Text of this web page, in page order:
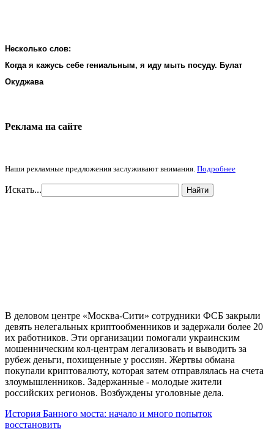
Несколько слов:
Когда я кажусь себе гениальным, я иду мыть посуду. Булат
Окуджава
Реклама на cайте
Наши рекламные предложения заслуживают внимания. Подробнее
Искать... Найти
В деловом центре «Москва-Сити» сотрудники ФСБ закрыли
девять нелегальных криптообменников и задержали более 20
их работников. Эти организации помогали украинским
мошенническим кол-центрам легализовать и выводить за
рубеж деньги, похищенные у россиян. Жертвы обмана
покупали криптовалюту, которая затем отправлялась на счета
злоумышленников. Задержанные - молодые жители
российских регионов. Возбуждены уголовные дела.
История Банного моста: начало и много попыток
восстановить